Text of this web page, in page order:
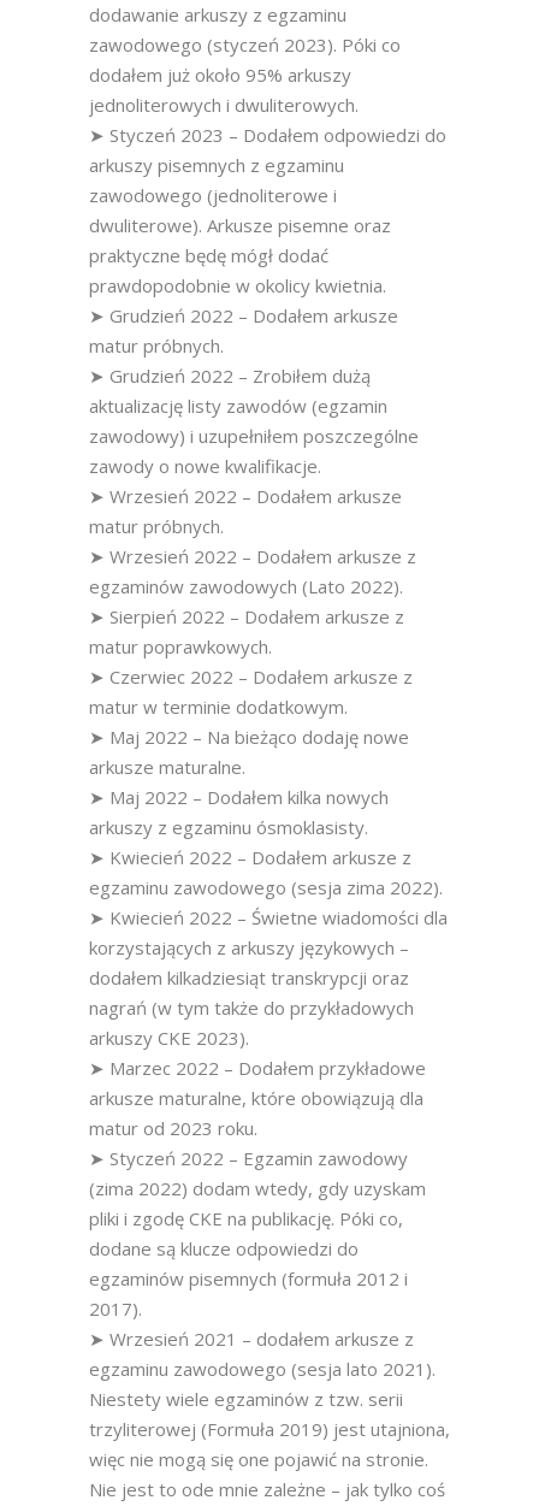
dodawanie arkuszy z egzaminu
zawodowego (styczeń 2023). Póki co
dodałem już około 95% arkuszy
jednoliterowych i dwuliterowych.
➤ Styczeń 2023 – Dodałem odpowiedzi do
arkuszy pisemnych z egzaminu
zawodowego (jednoliterowe i
dwuliterowe). Arkusze pisemne oraz
praktyczne będę mógł dodać
prawdopodobnie w okolicy kwietnia.
➤ Grudzień 2022 – Dodałem arkusze
matur próbnych.
➤ Grudzień 2022 – Zrobiłem dużą
aktualizację listy zawodów (egzamin
zawodowy) i uzupełniłem poszczególne
zawody o nowe kwalifikacje.
➤ Wrzesień 2022 – Dodałem arkusze
matur próbnych.
➤ Wrzesień 2022 – Dodałem arkusze z
egzaminów zawodowych (Lato 2022).
➤ Sierpień 2022 – Dodałem arkusze z
matur poprawkowych.
➤ Czerwiec 2022 – Dodałem arkusze z
matur w terminie dodatkowym.
➤ Maj 2022 – Na bieżąco dodaję nowe
arkusze maturalne.
➤ Maj 2022 – Dodałem kilka nowych
arkuszy z egzaminu ósmoklasisty.
➤ Kwiecień 2022 – Dodałem arkusze z
egzaminu zawodowego (sesja zima 2022).
➤ Kwiecień 2022 – Świetne wiadomości dla
korzystających z arkuszy językowych –
dodałem kilkadziesiąt transkrypcji oraz
nagrań (w tym także do przykładowych
arkuszy CKE 2023).
➤ Marzec 2022 – Dodałem przykładowe
arkusze maturalne, które obowiązują dla
matur od 2023 roku.
➤ Styczeń 2022 – Egzamin zawodowy
(zima 2022) dodam wtedy, gdy uzyskam
pliki i zgodę CKE na publikację. Póki co,
dodane są klucze odpowiedzi do
egzaminów pisemnych (formuła 2012 i
2017).
➤ Wrzesień 2021 – dodałem arkusze z
egzaminu zawodowego (sesja lato 2021).
Niestety wiele egzaminów z tzw. serii
trzyliterowej (Formuła 2019) jest utajniona,
więc nie mogą się one pojawić na stronie.
Nie jest to ode mnie zależne – jak tylko coś